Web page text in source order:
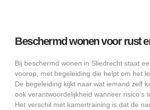
Beschermd wonen voor rust
Bij beschermd wonen in Sliedrecht staat
voorop, met begeleiding die helpt om het
De begeleiding kijkt naar wat iemand zelf
ook verantwoordelijkheid wanneer risico’s
Het verschil met kamertraining is dat de